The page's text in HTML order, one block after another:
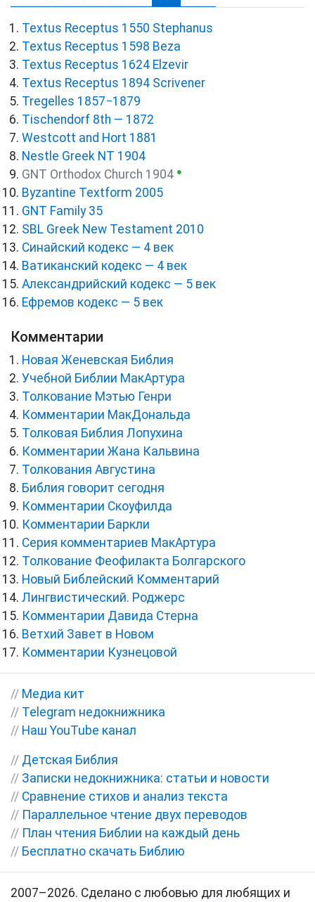
Textus Receptus 1550 Stephanus
Textus Receptus 1598 Beza
Textus Receptus 1624 Elzevir
Textus Receptus 1894 Scrivener
Tregelles 1857−1879
Tischendorf 8th — 1872
Westcott and Hort 1881
Nestle Greek NT 1904
GNT Orthodox Church 1904 ●
Byzantine Textform 2005
GNT Family 35
SBL Greek New Testament 2010
Синайский кодекс — 4 век
Ватиканский кодекс — 4 век
Александрийский кодекс — 5 век
Ефремов кодекс — 5 век
Комментарии
Новая Женевская Библия
Учебной Библии МакАртура
Толкование Мэтью Генри
Комментарии МакДональда
Толковая Библия Лопухина
Комментарии Жана Кальвина
Толкования Августина
Библия говорит сегодня
Комментарии Скоуфилда
Комментарии Баркли
Серия комментариев МакАртура
Толкование Феофилакта Болгарского
Новый Библейский Комментарий
Лингвистический. Роджерс
Комментарии Давида Стерна
Ветхий Завет в Новом
Комментарии Кузнецовой
// Медиа кит
// Telegram недокнижника
// Наш YouTube канал
// Детская Библия
// Записки недокнижника: статьи и новости
// Сравнение стихов и анализ текста
// Параллельное чтение двух переводов
// План чтения Библии на каждый день
// Бесплатно скачать Библию
2007–2026. Сделано с любовью для любящих и